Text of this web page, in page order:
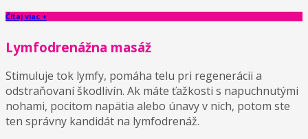
Čítaj viac +
Lymfodrenážna masáž
Stimuluje tok lymfy, pomáha telu pri regenerácii a
odstraňovaní škodlivín. Ak máte ťažkosti s napuchnutými
nohami, pocitom napätia alebo únavy v nich, potom ste
ten správny kandidát na lymfodrenáž.